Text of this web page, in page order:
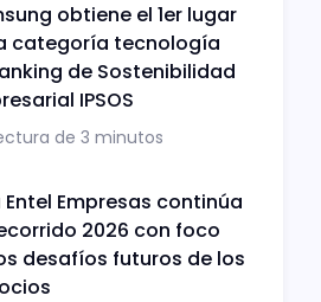
obtiene el 1er lugar
categoría tecnología
de Sostenibilidad
IPSOS
de 3 minutos
Entel Empresas continúa
2026 con foco
desafíos futuros de los